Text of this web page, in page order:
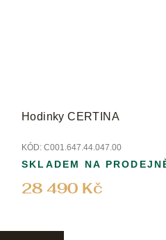
Hodinky CERTINA
KÓD: C001.647.44.047.00
28 490 Kč
SKLADEM NA